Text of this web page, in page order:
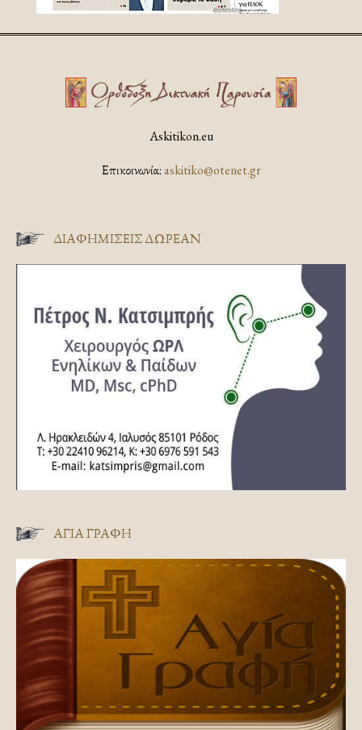
Askitikon.eu
Επικοινωνία:askitiko@otenet.gr
ΔΙΑΦΗΜΊΣΕΙΣ ΔΩΡΕΆΝ
ΑΓΊΑ ΓΡΑΦΉ